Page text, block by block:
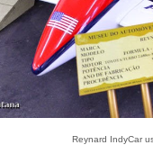
Reynard IndyCar